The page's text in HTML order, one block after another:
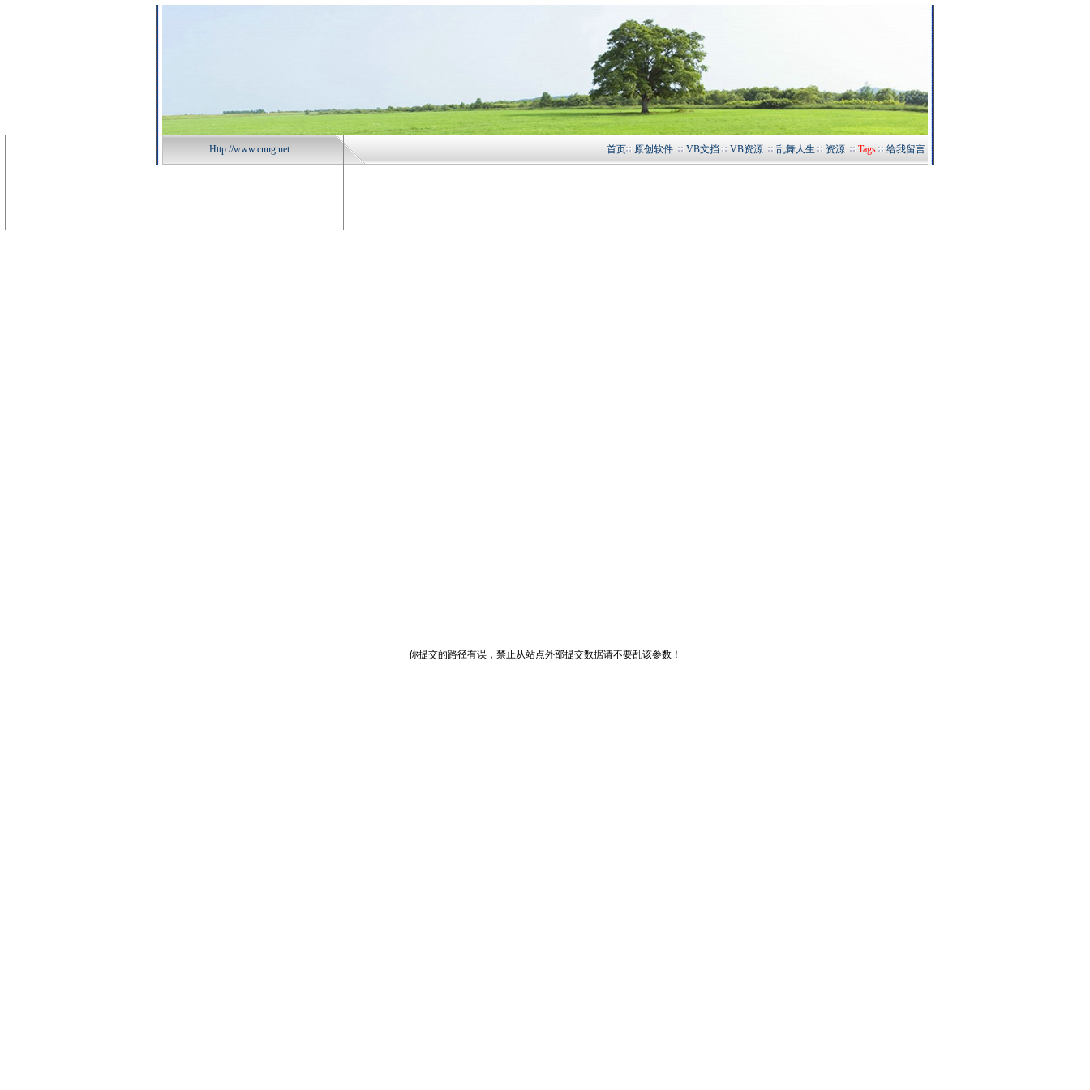
Http://www.cnng.net 首页 原创软件 VB文挡 VB资源 乱舞人生 资源 Tags 给我留言
你提交的路径有误，禁止从站点外部提交数据请不要乱该参数！